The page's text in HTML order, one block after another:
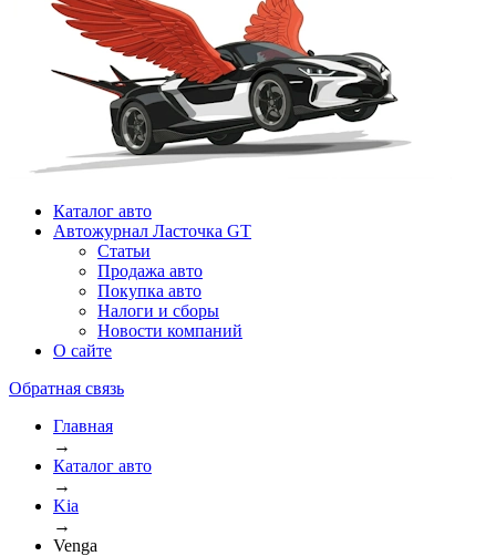
Каталог авто
Автожурнал Ласточка GT
Статьи
Продажа авто
Покупка авто
Налоги и сборы
Новости компаний
О сайте
Обратная связь
Главная
→
Каталог авто
→
Kia
→
Venga